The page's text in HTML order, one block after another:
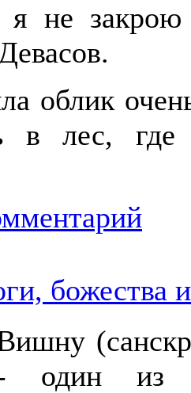
я не
облик
в лес,
божества
один из